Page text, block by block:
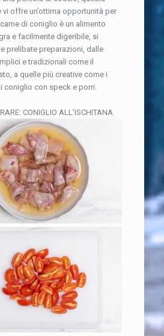
vi offre un’ottima opportunità per
di coniglio è un alimento
e facilmente digeribile, si
prelibate preparazioni, dalle
e tradizionali come il
a quelle più creative come i
coniglio con speck e porri.
CONIGLIO ALL’ISCHITANA